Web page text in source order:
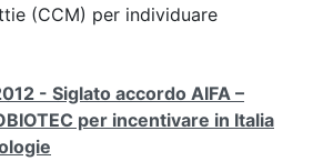
(CCM) per individuare
- Siglato accordo AIFA –
per incentivare in Italia